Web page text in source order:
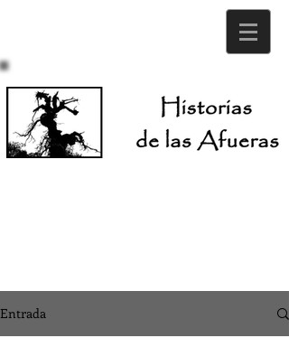
Entrada